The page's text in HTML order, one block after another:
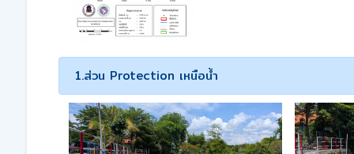
1.ส่วน Protection เหนือน้ำ